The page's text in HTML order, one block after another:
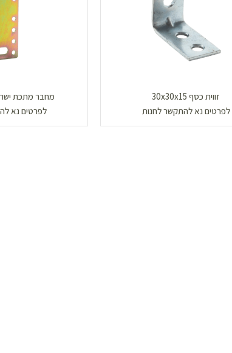
זווית כסף 30x30x15
לפרטים נא להתקשר לחנות
מחבר מתכת ישר |
לפרטים נא